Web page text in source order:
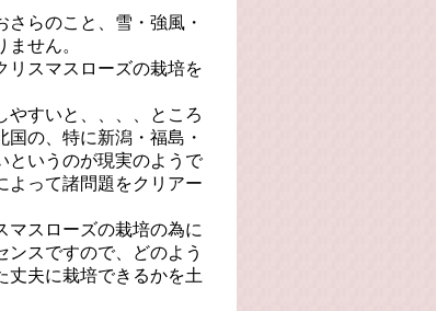
らのこと、雪・強風・
せん。
リスマスローズの栽培を
やすいと、、、、ところ
の、特に新潟・福島・
というのが現実のようで
よって諸問題をクリアー
マスローズの栽培の為に
スですので、どのよう
丈夫に栽培できるかを土